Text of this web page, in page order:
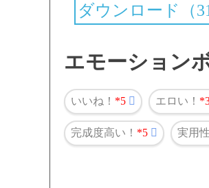
ダウンロード（
エモーション
いいね！ 5 エロい！
完成度高い！ 5 実用